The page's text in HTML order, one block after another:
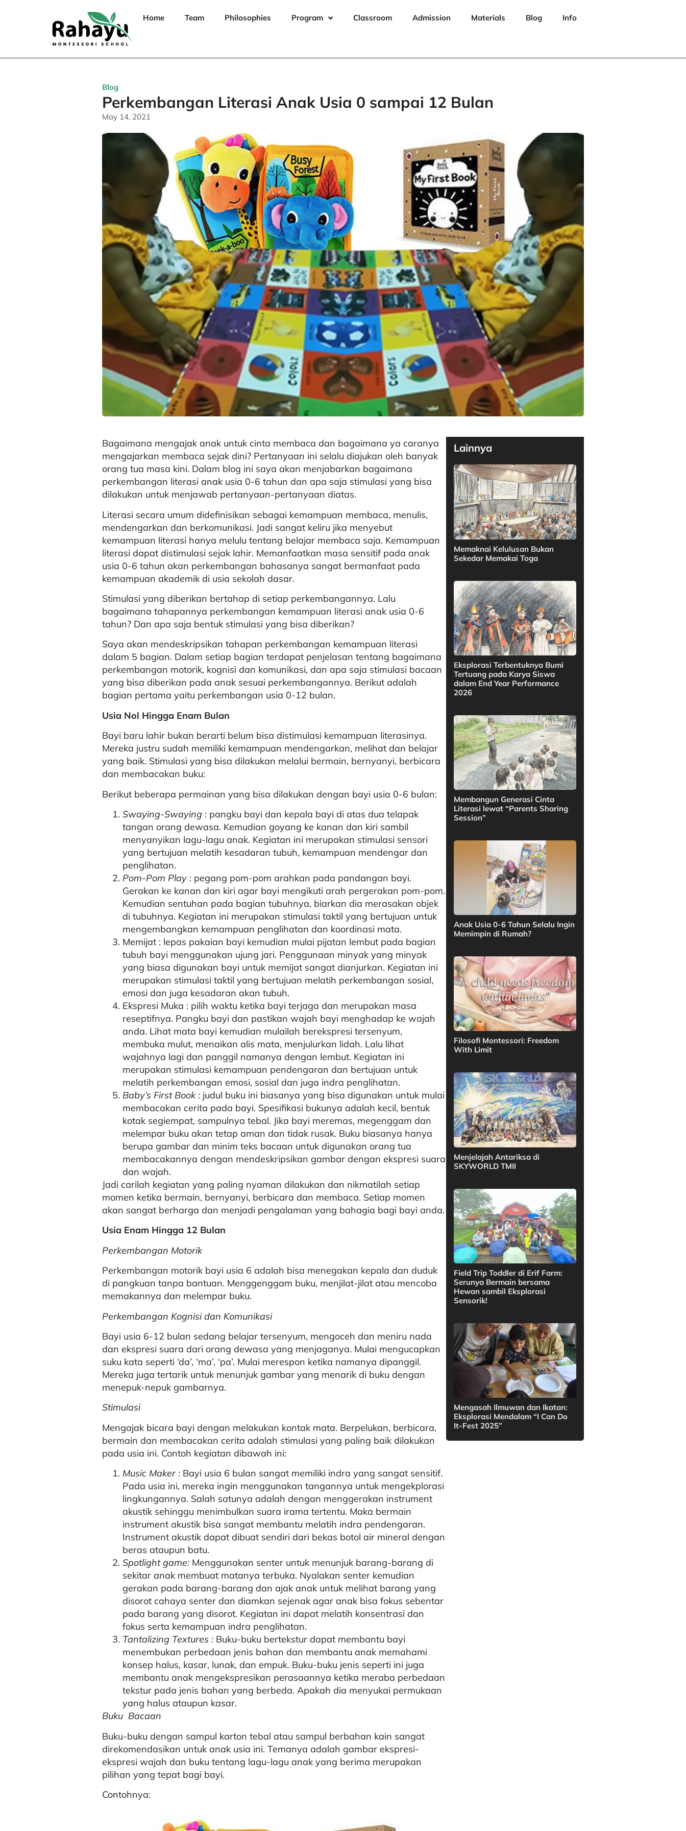
Home Team Philosophies Program Classroom Admission Materials Blog Info
Blog
Perkembangan Literasi Anak Usia 0 sampai 12 Bulan
May 14, 2021
Bagaimana mengajak anak untuk cinta membaca dan bagaimana ya caranya
mengajarkan membaca sejak dini? Pertanyaan ini selalu diajukan oleh banyak
orang tua masa kini. Dalam blog ini saya akan menjabarkan bagaimana
perkembangan literasi anak usia 0-6 tahun dan apa saja stimulasi yang bisa
dilakukan untuk menjawab pertanyaan-pertanyaan diatas.
Literasi secara umum didefinisikan sebagai kemampuan membaca, menulis,
mendengarkan dan berkomunikasi. Jadi sangat keliru jika menyebut
kemampuan literasi hanya melulu tentang belajar membaca saja. Kemampuan
literasi dapat distimulasi sejak lahir. Memanfaatkan masa sensitif pada anak
usia 0-6 tahun akan perkembangan bahasanya sangat bermanfaat pada
kemampuan akademik di usia sekolah dasar.
Stimulasi yang diberikan bertahap di setiap perkembangannya. Lalu
bagaimana tahapannya perkembangan kemampuan literasi anak usia 0-6
tahun? Dan apa saja bentuk stimulasi yang bisa diberikan?
Saya akan mendeskripsikan tahapan perkembangan kemampuan literasi
dalam 5 bagian. Dalam setiap bagian terdapat penjelasan tentang bagaimana
perkembangan motorik, kognisi dan komunikasi, dan apa saja stimulasi bacaan
yang bisa diberikan pada anak sesuai perkembangannya. Berikut adalah
bagian pertama yaitu perkembangan usia 0-12 bulan.
Usia Nol Hingga Enam Bulan
Bayi baru lahir bukan berarti belum bisa distimulasi kemampuan literasinya.
Mereka justru sudah memiliki kemampuan mendengarkan, melihat dan belajar
yang baik. Stimulasi yang bisa dilakukan melalui bermain, bernyanyi, berbicara
dan membacakan buku:
Berikut beberapa permainan yang bisa dilakukan dengan bayi usia 0-6 bulan:
Swaying-Swaying : pangku bayi dan kepala bayi di atas dua telapak
tangan orang dewasa. Kemudian goyang ke kanan dan kiri sambil
menyanyikan lagu-lagu anak. Kegiatan ini merupakan stimulasi sensori
yang bertujuan melatih kesadaran tubuh, kemampuan mendengar dan
penglihatan.
Pom-Pom Play : pegang pom-pom arahkan pada pandangan bayi.
Gerakan ke kanan dan kiri agar bayi mengikuti arah pergerakan pom-pom.
Kemudian sentuhan pada bagian tubuhnya, biarkan dia merasakan objek
di tubuhnya. Kegiatan ini merupakan stimulasi taktil yang bertujuan untuk
mengembangkan kemampuan penglihatan dan koordinasi mata.
Memijat : lepas pakaian bayi kemudian mulai pijatan lembut pada bagian
tubuh bayi menggunakan ujung jari. Penggunaan minyak yang minyak
yang biasa digunakan bayi untuk memijat sangat dianjurkan. Kegiatan ini
merupakan stimulasi taktil yang bertujuan melatih perkembangan sosial,
emosi dan juga kesadaran akan tubuh.
Ekspresi Muka : pilih waktu ketika bayi terjaga dan merupakan masa
reseptifnya. Pangku bayi dan pastikan wajah bayi menghadap ke wajah
anda. Lihat mata bayi kemudian mulailah berekspresi tersenyum,
membuka mulut, menaikan alis mata, menjulurkan lidah. Lalu lihat
wajahnya lagi dan panggil namanya dengan lembut. Kegiatan ini
merupakan stimulasi kemampuan pendengaran dan bertujuan untuk
melatih perkembangan emosi, sosial dan juga indra penglihatan.
Baby’s First Book: judul buku ini biasanya yang bisa digunakan untuk mulai
membacakan cerita pada bayi. Spesifikasi bukunya adalah kecil, bentuk
kotak segiempat, sampulnya tebal. Jika bayi meremas, megenggam dan
melempar buku akan tetap aman dan tidak rusak. Buku biasanya hanya
berupa gambar dan minim teks bacaan untuk digunakan orang tua
membacakannya dengan mendeskripsikan gambar dengan ekspresi suara
dan wajah.
Jadi carilah kegiatan yang paling nyaman dilakukan dan nikmatilah setiap
momen ketika bermain, bernyanyi, berbicara dan membaca. Setiap momen
akan sangat berharga dan menjadi pengalaman yang bahagia bagi bayi anda.
Usia Enam Hingga 12 Bulan
Perkembangan Motorik
Perkembangan motorik bayi usia 6 adalah bisa menegakan kepala dan duduk
di pangkuan tanpa bantuan. Menggenggam buku, menjilat-jilat atau mencoba
memakannya dan melempar buku.
Perkembangan Kognisi dan Komunikasi
Bayi usia 6-12 bulan sedang belajar tersenyum, mengoceh dan meniru nada
dan ekspresi suara dari orang dewasa yang menjaganya. Mulai mengucapkan
suku kata seperti ‘da’, ‘ma’, ‘pa’. Mulai merespon ketika namanya dipanggil.
Mereka juga tertarik untuk menunjuk gambar yang menarik di buku dengan
menepuk-nepuk gambarnya.
Stimulasi
Mengajak bicara bayi dengan melakukan kontak mata. Berpelukan, berbicara,
bermain dan membacakan cerita adalah stimulasi yang paling baik dilakukan
pada usia ini. Contoh kegiatan dibawah ini:
Music Maker : Bayi usia 6 bulan sangat memiliki indra yang sangat sensitif.
Pada usia ini, mereka ingin menggunakan tangannya untuk mengekplorasi
lingkungannya. Salah satunya adalah dengan menggerakan instrument
akustik sehinggu menimbulkan suara irama tertentu. Maka bermain
instrument akustik bisa sangat membantu melatih indra pendengaran.
Instrument akustik dapat dibuat sendiri dari bekas botol air mineral dengan
beras ataupun batu.
Spotlight game: Menggunakan senter untuk menunjuk barang-barang di
sekitar anak membuat matanya terbuka. Nyalakan senter kemudian
gerakan pada barang-barang dan ajak anak untuk melihat barang yang
disorot cahaya senter dan diamkan sejenak agar anak bisa fokus sebentar
pada barang yang disorot. Kegiatan ini dapat melatih konsentrasi dan
fokus serta kemampuan indra penglihatan.
Tantalizing Textures : Buku-buku bertekstur dapat membantu bayi
menembukan perbedaan jenis bahan dan membantu anak memahami
konsep halus, kasar, lunak, dan empuk. Buku-buku jenis seperti ini juga
membantu anak mengekspresikan perasaannya ketika meraba perbedaan
tekstur pada jenis bahan yang berbeda. Apakah dia menyukai permukaan
yang halus ataupun kasar.
Buku Bacaan
Buku-buku dengan sampul karton tebal atau sampul berbahan kain sangat
direkomendasikan untuk anak usia ini. Temanya adalah gambar ekspresi-
ekspresi wajah dan buku tentang lagu-lagu anak yang berima merupakan
pilihan yang tepat bagi bayi.
Contohnya:
Lainnya
Memaknai Kelulusan Bukan
Sekedar Memakai Toga
Eksplorasi Terbentuknya Bumi
Tertuang pada Karya Siswa
dalam End Year Performance
2026
Membangun Generasi Cinta
Literasi lewat “Parents Sharing
Session”
Anak Usia 0-6 Tahun Selalu Ingin
Memimpin di Rumah?
Filosofi Montessori: Freedom
With Limit
Menjelajah Antariksa di
SKYWORLD TMII
Field Trip Toddler di Erif Farm:
Serunya Bermain bersama
Hewan sambil Eksplorasi
Sensorik!
Mengasah Ilmuwan dan Ikatan:
Eksplorasi Mendalam “I Can Do
It-Fest 2025”